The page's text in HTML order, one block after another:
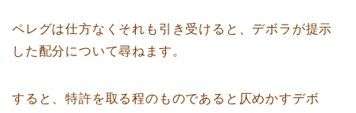
ペレグは仕方なくそれも引き受けると、デボラが提示
した配分について尋ねます。
すると、特許を取る程のものであると仄めかすデボ